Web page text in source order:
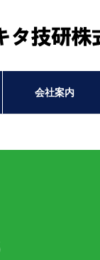
会社案内